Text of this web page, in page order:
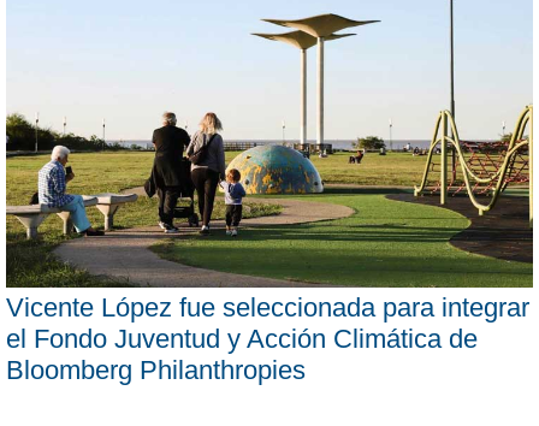
Vicente López fue seleccionada para integrar
el Fondo Juventud y Acción Climática de
Bloomberg Philanthropies